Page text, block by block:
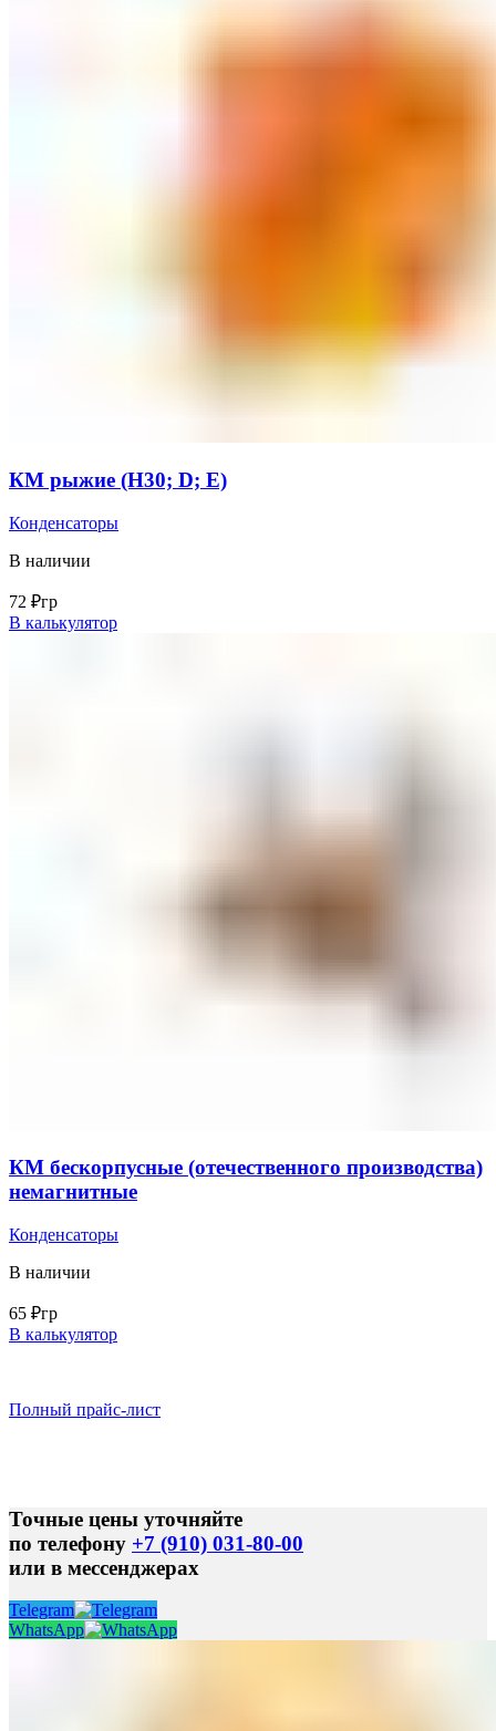
КМ рыжие (Н30; D; Е)
Конденсаторы
В наличии
72 ₽гр
В калькулятор
КМ бескорпусные (отечественного производства)
немагнитные
Конденсаторы
В наличии
65 ₽гр
В калькулятор
Полный прайс-лист
Точные цены уточняйте
по телефону +7 (910) 031-80-00
или в мессенджерах
Telegram
WhatsApp